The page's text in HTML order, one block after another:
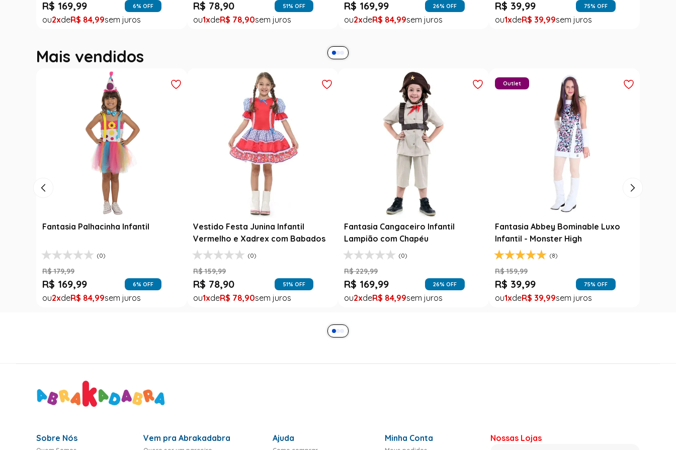
R$ 169,99 6% OFF
2 R$ 84,99
R$ 78,90 51% OFF
1 R$ 78,90
R$ 169,99 26% OFF
2 R$ 84,99
R$ 39,99 75% OFF
1 R$ 39,99
Mais vendidos
Fantasia Palhacinha Infantil
(0)
R$ 179,99
R$ 169,99 6% OFF
2 R$ 84,99
Vestido Festa Junina Infantil
Vermelho e Xadrex com Babados
(0)
R$ 159,99
R$ 78,90 51% OFF
1 R$ 78,90
Fantasia Cangaceiro Infantil
Lampião com Chapéu
(0)
R$ 229,99
R$ 169,99 26% OFF
2 R$ 84,99
Fantasia Abbey Bominable Luxo
Infantil - Monster High
(8)
Outlet
R$ 159,99
R$ 39,99 75% OFF
1 R$ 39,99
Sobre Nós Vem pra Abrakadabra Ajuda Minha Conta Nossas Lojas